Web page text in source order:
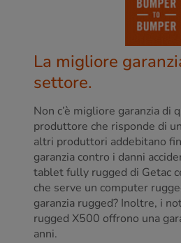
La migliore
settore.
Non c’è migliore garanzia di
produttore che risponde di
altri produttori addebitano
garanzia contro i danni
tablet fully rugged di Getac
che serve un computer
garanzia rugged? Inoltre, i
rugged X500 offrono una
anni.